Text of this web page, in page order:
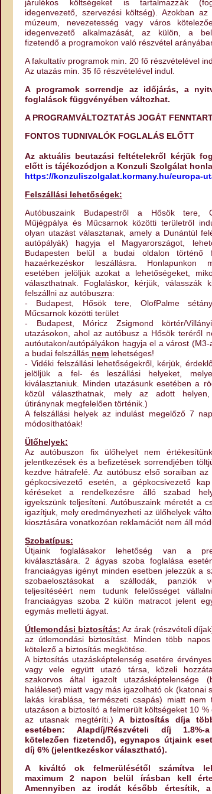
járulékos költségeket is tartalmazzák
idegenvezető, szervezési költség). Azokban
múzeum, nevezetesség vagy város
idegenvezető alkalmazását, az külön, a
fizetendő a programokon való részvétel
A fakultatív programok min. 20 fő részvételével
Az utazás min. 35 fő részvételével indul.
A programok sorrendje az időjárás, a
foglalások függvényében változhat.
A PROGRAMVÁLTOZTATÁS JOGÁT
FONTOS TUDNIVALÓK FOGLALÁS ELŐTT
Az aktuális beutazási feltételekről kérjük
előtt is tájékozódjon a Konzuli Szolgálat
https://konzuliszolgalat.kormany.hu/europa-
Felszállási lehetőségek:
Autóbuszaink Budapestről a Hősök tere,
Műjégpálya és Műcsarnok közötti területről
olyan utazást választanak, amely a Dunántúl
autópályák) hagyja el Magyarországot,
Budapesten belül a budai oldalon történő
hazaérkezéskor leszállásra. Honlapunkon
esetében jelöljük azokat a lehetőségeket,
választhatnak. Foglaláskor, kérjük, válasszák
felszállni az autóbuszra:
- Budapest, Hősök tere, OlofPalme
Műcsarnok közötti terület
- Budapest, Móricz Zsigmond körtér/
utazásokon, ahol az autóbusz a Hősök teréről
autóutakon/autópályákon hagyja el a várost (M3-
a budai felszállás nem lehetséges!
- Vidéki felszállási lehetőségekről, kérjük,
jelöljük a fel- és leszállási helyeket,
kiválasztaniuk. Minden utazásunk esetében a
közül választhatnak, mely az adott
útiránynak megfelelően történik.)
A felszállási helyek az indulást megelőző 7
módosíthatóak!
Ülőhelyek:
Az autóbuszon fix ülőhelyet nem
jelentkezések és a befizetések sorrendjében
kezdve hátrafelé. Az autóbusz első soraiban
gépkocsivezető esetén, a gépkocsivezető
kéréseket a rendelkezésre álló szabad
igyekszünk teljesíteni. Autóbuszaink méretét a
igazítjuk, mely eredményezheti az ülőhelyek
kiosztására vonatkozóan reklamációt nem áll
Szobatípus:
Útjaink foglalásakor lehetőség van a
kiválasztására. 2 ágyas szoba foglalása
franciaágyas igényt minden esetben jelezzük a
szobaelosztásokat a szállodák, panziók
teljesítéséért nem tudunk felelősséget
franciaágyas szoba 2 külön matracot jelent
egymás melletti ágyat.
Útlemondási biztosítás: Az árak (részvételi
az útlemondási biztosítást. Minden több
kötelező a biztosítás megkötése.
A biztosítás utazásképtelenség esetére
vagy vele együtt utazó társa, közeli
szakorvos által igazolt utazásképtelensége
haláleset) miatt vagy más igazolható ok (katonai
lakás kirablása, természeti csapás) miatt
utazáson a biztosító a felmerült költségeket 10 %
az utasnak megtéríti.)A biztosítás díja
esetében: Alapdíj/Részvételi díj 1.8%-
kötelezően fizetendő), egynapos útjaink
díj 6% (jelentkezéskor választható).
A kiváltó ok felmerülésétől számítva
maximum 2 napon belül írásban kell
Amennyiben az irodát később értesítik,